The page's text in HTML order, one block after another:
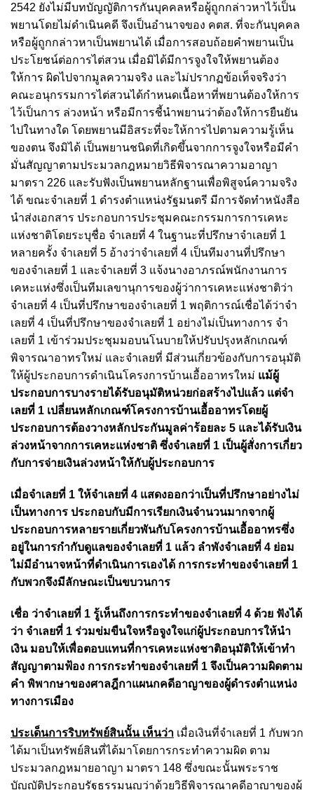
2542 ยังไม่มีบทบัญญัติการกันบุคคลหรือผู้ถูกกล่าวหาไว้เป็น
พยานโดยไม่ดําเนินคดี จึงเป็นอํานาจของ คตส. ที่จะกันบุคคล
หรือผู้ถูกกล่าวหาเป็นพยานได้ เมื่อการสอบถ้อยคําพยานเป็น
ประโยชน์ต่อการไต่สวน เมื่อมิได้มีการจูงใจให้พยานต้อง
ให้การ ผิดไปจากมูลความจริง และไม่ปรากฏข้อเท็จจริงว่า
คณะอนุกรรมการไต่สวนได้กําหนดเนื้อหาที่พยานต้องให้การ
ไว้เป็นการ ล่วงหน้า หรือมีการชี้นําพยานว่าต้องให้การยืนยัน
ไปในทางใด โดยพยานมีอิสระที่จะให้การไปตามความรู้เห็น
ของตน จึงมิได้ เป็นพยานชนิดที่เกิดขึ้นจากการจูงใจหรือมีคํา
มั่นสัญญาตามประมวลกฎหมายวิธีพิจารณาความอาญา
มาตรา 226 และรับฟังเป็นพยานหลักฐานเพื่อพิสูจน์ความจริง
ได้ ขณะจําเลยที่ 1 ดํารงตําแหน่งรัฐมนตรี มีการจัดทําหนังสือ
นําส่งเอกสาร ประกอบการประชุมคณะกรรมการการเคหะ
แห่งชาติโดยระบุชื่อ จําเลยที่ 4 ในฐานะที่ปรึกษาจําเลยที่ 1
หลายครั้ง จําเลยที่ 5 อ้างว่าจําเลยที่ 4 เป็นทีมงานที่ปรึกษา
ของจําเลยที่ 1 และจําเลยที่ 3 แจ้งนางอาภรณ์พนักงานการ
เคหะแห่งซึ่งเป็นทีมเลขานุการของผู้ว่าการเคหะแห่งชาติว่า
จําเลยที่ 4 เป็นที่ปรึกษาของจําเลยที่ 1 พฤติการณ์เชื่อได้ว่าจํา
เลยที่ 4 เป็นที่ปรึกษาของจําเลยที่ 1 อย่างไม่เป็นทางการ จํา
เลยที่ 1 เข้าร่วมประชุมมอบนโนบายให้ปรับปรุงหลักเกณฑ์
พิจารณาอาทรใหม่ และจําเลยที่ มีส่วนเกี่ยวข้องกับการอนุมัติ
ให้ผู้ประกอบการดําเนินโครงการบ้านเอื้ออาทรใหม่ แม้ผู้
ประกอบการบางรายได้รับอนุมัติหน่วยก่อสร้างไปแล้ว แต่จํา
เลยที่ 1 เปลี่ยนหลักเกณฑ์โครงการบ้านเอื้ออาทรโดยผู้
ประกอบการต้องวางหลักประกันมูลค่าร้อยละ 5 และได้รับเงิน
ล่วงหน้าจากการเคหะแห่งชาติ ซึ่งจําเลยที่ 1 เป็นผู้สั่งการเกี่ยว
กับการจ่ายเงินล่วงหน้าให้กับผู้ประกอบการ
เมื่อจําเลยที่ 1 ให้จําเลยที่ 4 แสดงออกว่าเป็นที่ปรึกษาอย่างไม่
เป็นทางการ ประกอบกับมีการเรียกเงินจํานวนมากจากผู้
ประกอบการหลายรายเกี่ยวพันกับโครงการบ้านเอื้ออาทรซึ่ง
อยู่ในการกํากับดูแลของจําเลยที่ 1 แล้ว ลําพังจําเลยที่ 4 ย่อม
ไม่มีอํานาจหน้าที่ดําเนินการเองได้ การกระทําของจําเลยที่ 1
กับพวกจึงมีลักษณะเป็นขบวนการ
เชื่อ ว่าจําเลยที่ 1 รู้เห็นถึงการกระทําของจําเลยที่ 4 ด้วย ฟังได้
ว่า จําเลยที่ 1 ร่วมข่มขืนใจหรือจูงใจแก่ผู้ประกอบการให้นำ
เงิน มอบให้เพื่อตอบแทนที่การเคหะแห่งชาติอนุมัติให้เข้าทํา
สัญญาตามฟ้อง การกระทําของจําเลยที่ 1 จึงเป็นความผิดตาม
คํา พิพากษาของศาลฎีกาแผนกคดีอาญาของผู้ดํารงตําแหน่ง
ทางการเมือง
ประเด็นการริบทรัพย์สินนั้น เห็นว่า เมื่อเงินที่จําเลยที่ 1 กับพวก
ได้มาเป็นทรัพย์สินที่ได้มาโดยการกระทําความผิด ตาม
ประมวลกฎหมายอาญา มาตรา 148 ซึ่งขณะนั้นพระราช
บัญญัติประกอบรัฐธรรมนูญว่าด้วยวิธีพิจารณาคดีอาญาของผู้